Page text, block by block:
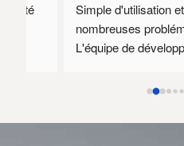
Simple d'utilisation et
nombreuses
L'équipe de
Au plaisir de rediscuter
d'envisager encore